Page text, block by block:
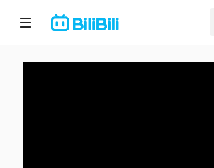
Trang chủ